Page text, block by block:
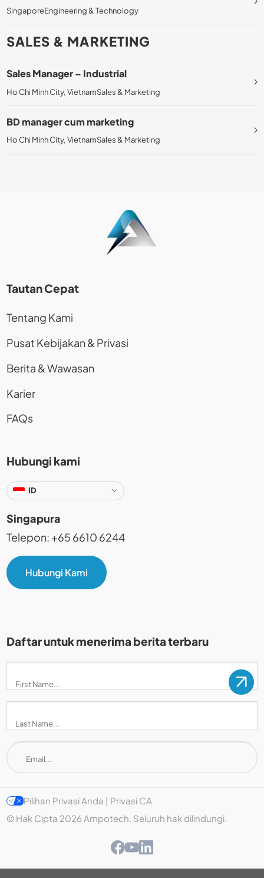
SingaporeEngineering & Technology
SALES & MARKETING
Sales Manager – Industrial
Ho Chi Minh City, VietnamSales & Marketing
BD manager cum marketing
Ho Chi Minh City, VietnamSales & Marketing
Tautan Cepat
Tentang Kami
Pusat Kebijakan & Privasi
Berita & Wawasan
Karier
FAQs
Hubungi kami
ID
Singapura
Telepon: +65 6610 6244
Hubungi Kami
Daftar untuk menerima berita terbaru
Pilihan Privasi Anda | Privasi CA
© Hak Cipta 2026 Ampotech. Seluruh hak dilindungi.